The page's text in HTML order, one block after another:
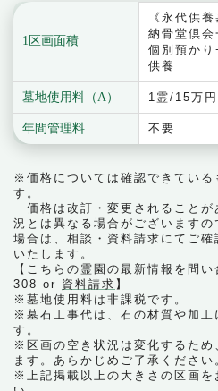
1区画面積
墓地使用料（A）
年間管理料
《永代供養
納骨堂倶会
個別預かり
供養
1霊/15万円
不要
※価格については確認できている
す。
価格は改訂・変更されることが
況とは異なる場合がございます
場合は、相談・資料請求にてご
いたします。
【こちらの霊園の最新情報を問
308 or 資料請求 】
※墓地使用料は非課税です。
※墓石工事代は、石の材質や加工
す。
※区画の空き状況は変化するため
ます。あらかじめご了承ください
※上記掲載以上の大きさの区画を